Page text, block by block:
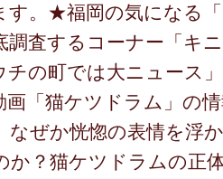
す。★福岡の気になる
調査するコーナー「キ
チの町では大ニュース
画「猫ケツドラム」の
なぜか恍惚の表情を浮
か？猫ケツドラムの正